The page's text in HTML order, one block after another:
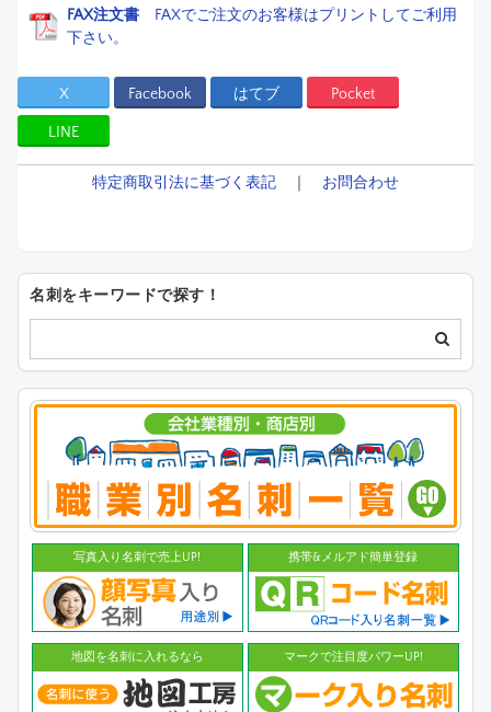
FAX注文書 FAXでご注文のお客様はプリントしてご利用
下さい。
X Facebook はてブ Pocket
LINE
特定商取引法に基づく表記 お問合わせ
名刺をキーワードで探す！
写真入り名刺で売上UP! 携帯&メルアド簡単登録
地図を名刺に入れるなら マークで注目度パワーUP!